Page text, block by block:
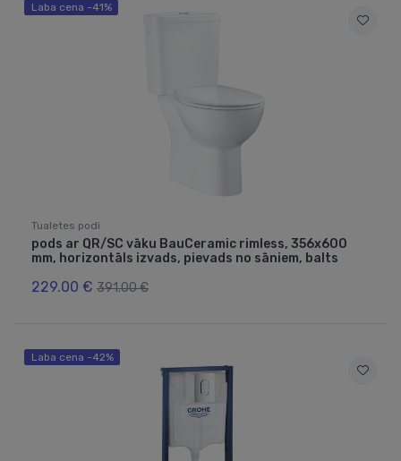
Laba cena -41%
Tualetes podi
pods ar QR/SC vāku BauCeramic rimless, 356x600
mm, horizontāls izvads, pievads no sāniem, balts
229.00 € 391.00 €
Laba cena -42%